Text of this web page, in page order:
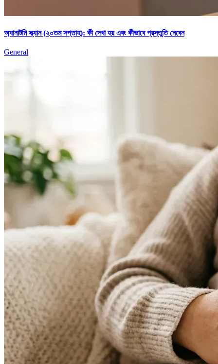
অ্যানাটমি স্ক্যান (২০তম সপ্তাহ): কী দেখা হয় এবং কীভাবে প্রস্তুতি নেবেন
General